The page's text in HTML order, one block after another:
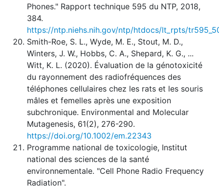
Phones." Rapport technique 595 du NTP, 2018,
384.
https://ntp.niehs.nih.gov/ntp/htdocs/lt_rpts/
Smith-Roe, S. L., Wyde, M. E., Stout, M. D.,
Winters, J. W., Hobbs, C. A., Shepard, K. G., ...
Witt, K. L. (2020). Évaluation de la génotoxicité
du rayonnement des radiofréquences des
téléphones cellulaires chez les rats et les souris
mâles et femelles après une exposition
subchronique. Environmental and Molecular
Mutagenesis, 61(2), 276-290.
https://doi.org/10.1002/em.22343
Programme national de toxicologie, Institut
national des sciences de la santé
environnementale. "Cell Phone Radio Frequency
Radiation".